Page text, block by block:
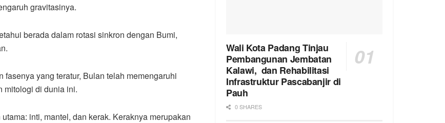
gravitasinya.
berada dalam rotasi sinkron dengan Bumi,
yang teratur, Bulan telah memengaruhi
mitologi di dunia ini.
inti, mantel, dan kerak. Keraknya merupakan
Wali Kota Padang Tinjau
Pembangunan Jembatan
Kalawi, dan Rehabilitasi
Infrastruktur Pascabanjir di
Pauh
0 SHARES